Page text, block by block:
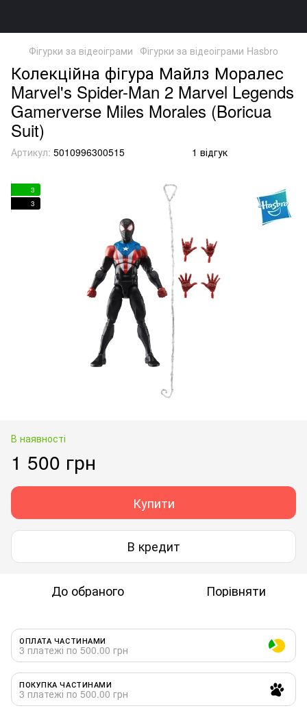
Фігурки за відеоіграми Фігурки за відеоіграми Hasbro
Колекційна фігура Майлз Моралес
Marvel's Spider-Man 2 Marvel Legends
Gamerverse Miles Morales (Boricua
Suit)
Артикул: 5010996300515 1 відгук
3
3
В наявності
1 500 грн
Купити
В кредит
До обраного Порівняти
ОПЛАТА ЧАСТИНАМИ
3 платежі по 500.00 грн
ПОКУПКА ЧАСТИНАМИ
3 платежі по 500.00 грн